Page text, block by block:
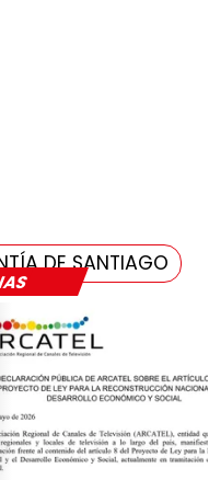
DE SANTIAGO